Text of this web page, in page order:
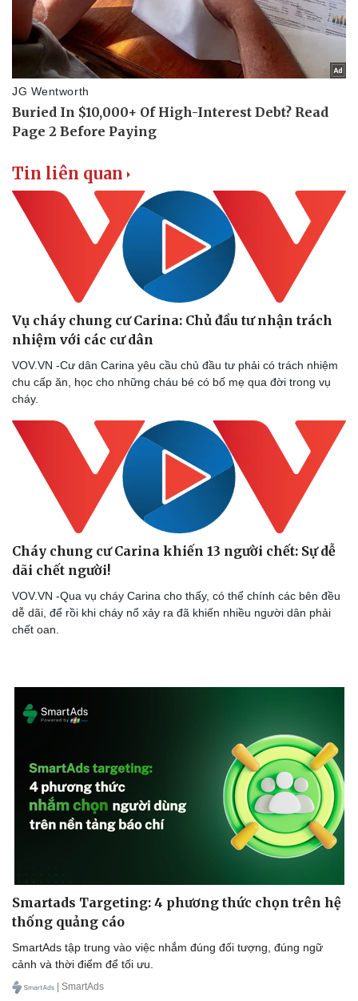
Dinh dưỡng - món ngon
Cây thuốc
Nhi khoa
Nam khoa
Làm đẹp - giảm cân
Phòng mạch online
Ăn sạch sống khỏe
Tin liên quan
Vụ cháy chung cư Carina: Chủ đầu tư nhận trách
nhiệm với các cư dân
VOV.VN -Cư dân Carina yêu cầu chủ đầu tư phải có trách nhiệm
chu cấp ăn, học cho những cháu bé có bố mẹ qua đời trong vụ
cháy.
Cháy chung cư Carina khiến 13 người chết: Sự dễ
dãi chết người!
VOV.VN -Qua vụ cháy Carina cho thấy, có thể chính các bên đều
dễ dãi, để rồi khi cháy nổ xảy ra đã khiến nhiều người dân phải
chết oan.
Smartads Targeting: 4 phương thức chọn trên hệ
thống quảng cáo
SmartAds tập trung vào việc nhắm đúng đối tượng, đúng ngữ
cảnh và thời điểm để tối ưu.
| SmartAds